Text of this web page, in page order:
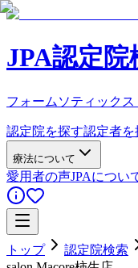
JPA認定院
フォームソティック
認定院を探す認定者を
療法について
愛用者の声JPAについ
トップ 認定院検索